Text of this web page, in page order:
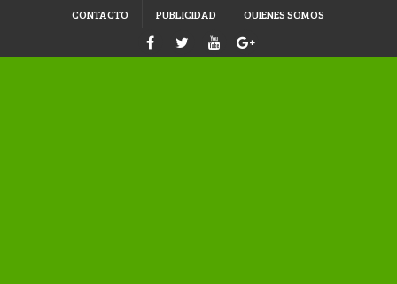
CONTACTO PUBLICIDAD QUIENES SOMOS